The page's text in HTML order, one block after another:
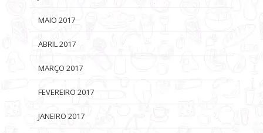
MAIO 2017
ABRIL 2017
MARÇO 2017
FEVEREIRO 2017
JANEIRO 2017